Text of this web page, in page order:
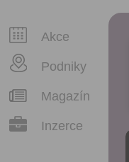
Akce
Podniky
Magazín
Inzerce